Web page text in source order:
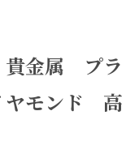
金属 プラ
モンド 高